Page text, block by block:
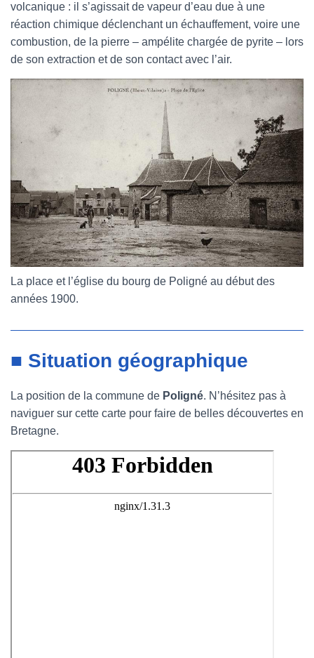
volcanique : il s’agissait de vapeur d’eau due à une
réaction chimique déclenchant un échauffement, voire une
combustion, de la pierre – ampélite chargée de pyrite – lors
de son extraction et de son contact avec l’air.
La place et l’église du bourg de Poligné au début des
années 1900.
■ Situation géographique
La position de la commune de Poligné. N’hésitez pas à
naviguer sur cette carte pour faire de belles découvertes en
Bretagne.